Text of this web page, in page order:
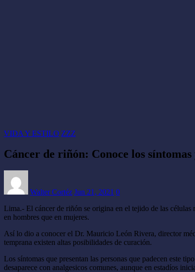
VIDA Y ESTILO ZZZ
Cáncer de riñón: Conoce los
Walter Cortéz Jun 21, 2021 0
Lima.- El cáncer de riñón se origina en el tejido de las células
en hombres que en mujeres.
Así lo dio a conocer el Dr. Mauricio León Rivera, director
temprana existen altas posibilidades de curación.
Los síntomas que presentan las personas que padecen este
desaparece con analgesicos comunes, aunque en estadíos